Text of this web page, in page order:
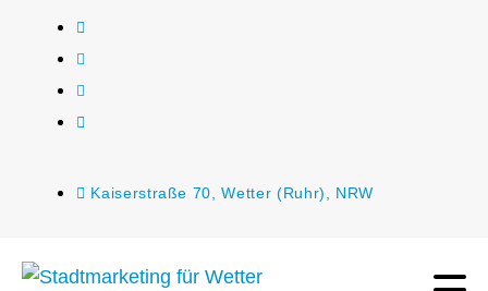
Kaiserstraße 70, Wetter (Ruhr), NRW